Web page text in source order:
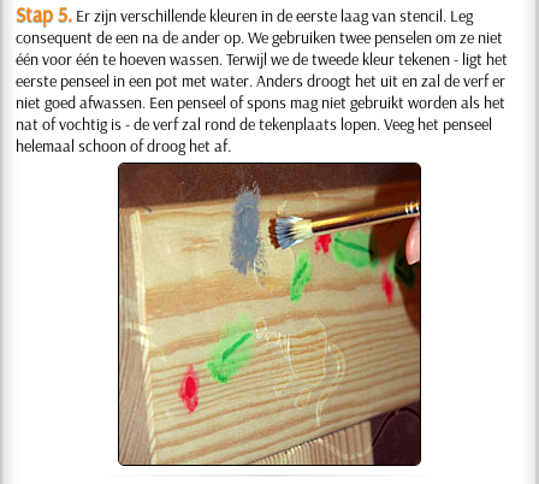
Stap 5. Er zijn verschillende kleuren in de eerste laag van stencil. Leg
consequent de een na de ander op. We gebruiken twee penselen om ze niet
één voor één te hoeven wassen. Terwijl we de tweede kleur tekenen - ligt het
eerste penseel in een pot met water. Anders droogt het uit en zal de verf er
niet goed afwassen. Een penseel of spons mag niet gebruikt worden als het
nat of vochtig is - de verf zal rond de tekenplaats lopen. Veeg het penseel
helemaal schoon of droog het af.